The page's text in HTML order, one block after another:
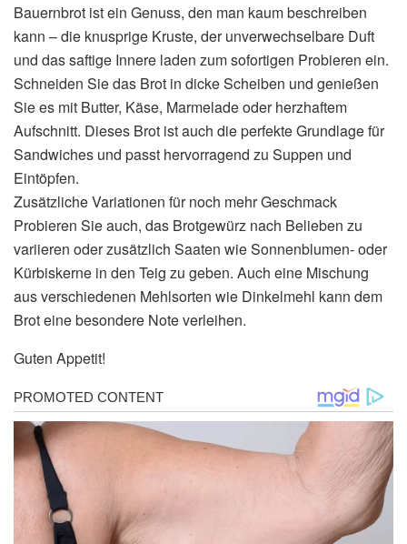
Bauernbrot ist ein Genuss, den man kaum beschreiben
kann – die knusprige Kruste, der unverwechselbare Duft
und das saftige Innere laden zum sofortigen Probieren ein.
Schneiden Sie das Brot in dicke Scheiben und genießen
Sie es mit Butter, Käse, Marmelade oder herzhaftem
Aufschnitt. Dieses Brot ist auch die perfekte Grundlage für
Sandwiches und passt hervorragend zu Suppen und
Eintöpfen.
Zusätzliche Variationen für noch mehr Geschmack
Probieren Sie auch, das Brotgewürz nach Belieben zu
variieren oder zusätzlich Saaten wie Sonnenblumen- oder
Kürbiskerne in den Teig zu geben. Auch eine Mischung
aus verschiedenen Mehlsorten wie Dinkelmehl kann dem
Brot eine besondere Note verleihen.
Guten Appetit!